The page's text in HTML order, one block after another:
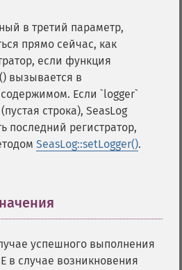
в третий параметр,
прямо сейчас, как
если функция
вызывается в
Если `logger`
строка), SeasLog
последний регистратор,
SeasLog::setLogger().
успешного выполнения
в случае возникновения